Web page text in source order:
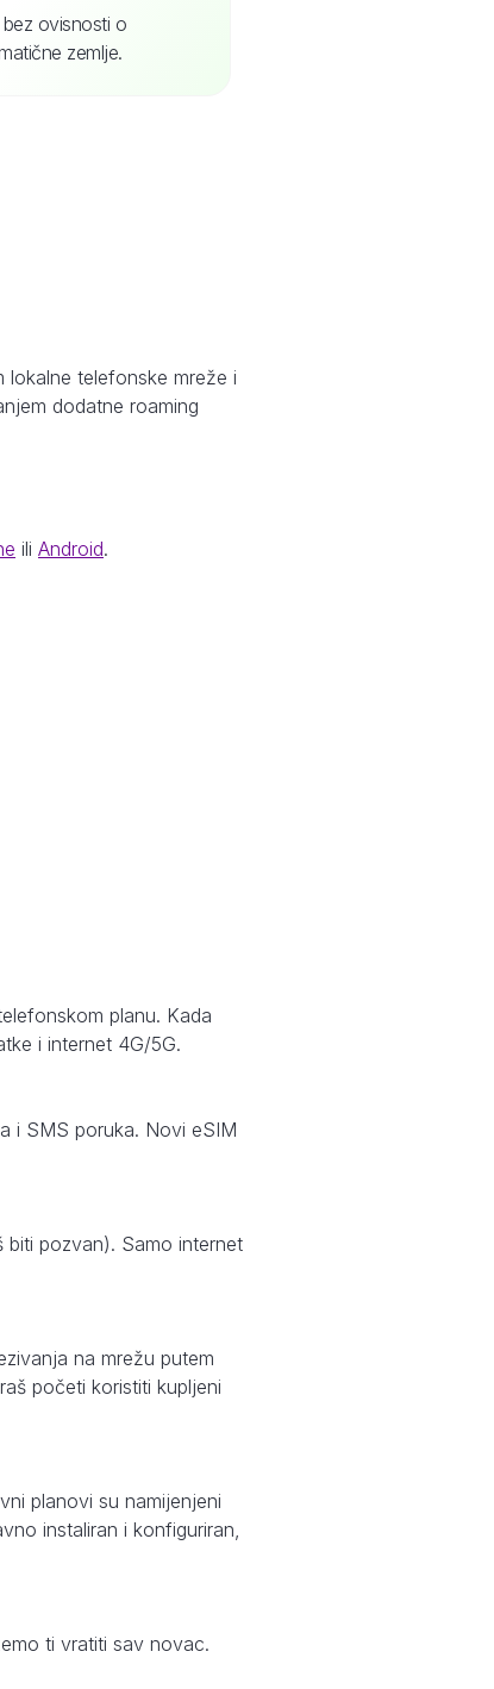
ovisnosti o
zemlje.
telefonske mreže i
dodatne roaming
ili Android.
planu. Kada
i internet 4G/5G.
i SMS poruka. Novi eSIM
pozvan). Samo internet
na mrežu putem
početi koristiti kupljeni
planovi su namijenjeni
instaliran i konfiguriran,
ti vratiti sav novac.